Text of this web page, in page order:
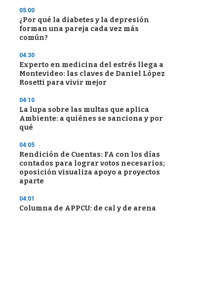
05:00
¿Por qué la diabetes y la depresión
forman una pareja cada vez más
común?
04:30
Experto en medicina del estrés llega a
Montevideo: las claves de Daniel López
Rosetti para vivir mejor
04:10
La lupa sobre las multas que aplica
Ambiente: a quiénes se sanciona y por
qué
04:05
Rendición de Cuentas: FA con los días
contados para lograr votos necesarios;
oposición visualiza apoyo a proyectos
aparte
04:01
Columna de APPCU: de cal y de arena